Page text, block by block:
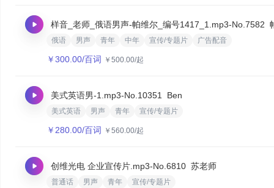
样音_老师_俄语男声-帕维尔_编号1417_1.mp3-No.7582
俄语 男声 青年 中年 宣传/专题片 广告配音
￥300.00/百词 ￥ 500.00/起
美式英语男-1.mp3-No.10351 Ben
美式英语 男声 青年 宣传/专题片
￥ 280.00/百词 ￥ 560.00/起
创维光电 企业宣传片.mp3-No.6810 苏老师
普通话 男声 青年 宣传/专题片